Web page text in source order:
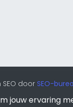
SEO door SEO-
jouw ervaring